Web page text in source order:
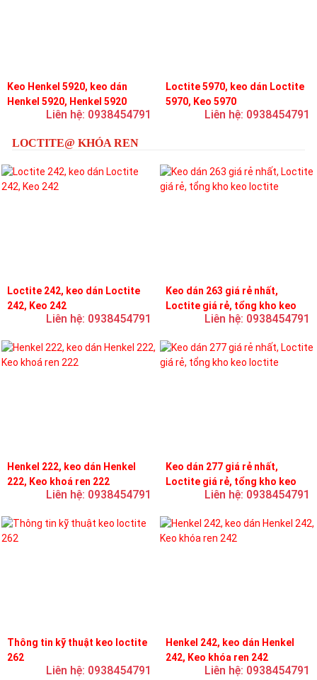
Keo Henkel 5920, keo dán
Henkel 5920, Henkel 5920
Liên hệ: 0938454791
Loctite 5970, keo dán Loctite
5970, Keo 5970
Liên hệ: 0938454791
LOCTITE@ KHÓA REN
Loctite 242, keo dán Loctite
242, Keo 242
Liên hệ: 0938454791
Keo dán 263 giá rẻ nhất,
Loctite giá rẻ, tổng kho keo
Liên hệ: 0938454791
Henkel 222, keo dán Henkel
222, Keo khoá ren 222
Liên hệ: 0938454791
Keo dán 277 giá rẻ nhất,
Loctite giá rẻ, tổng kho keo
Liên hệ: 0938454791
Thông tin kỹ thuật keo loctite
262
Liên hệ: 0938454791
Henkel 242, keo dán Henkel
242, Keo khóa ren 242
Liên hệ: 0938454791